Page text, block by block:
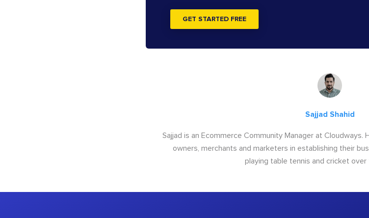
GET STARTED FREE
Sajjad Shahid
Sajjad is an Ecommerce Community Manager at
owners, merchants and marketers in establishing their
playing table tennis and cricket over